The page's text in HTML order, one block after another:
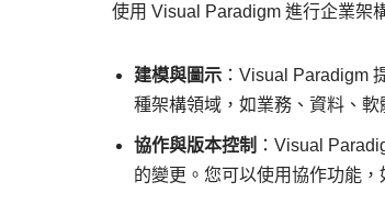
使用 Visual Paradigm 進行企業架
建模與圖示 ：Visual Paradigm
種架構領域，如業務、資料、
協作與版本控制 ：Visual
的變更。您可以使用協作功能